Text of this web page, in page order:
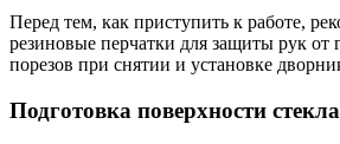
Перед тем, как приступить к работе,
резиновые перчатки для защиты рук от
порезов при снятии и установке
Подготовка поверхности